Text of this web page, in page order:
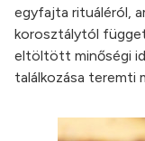
egyfajta rituáléról,
korosztálytól
eltöltött minőségi
találkozása teremti